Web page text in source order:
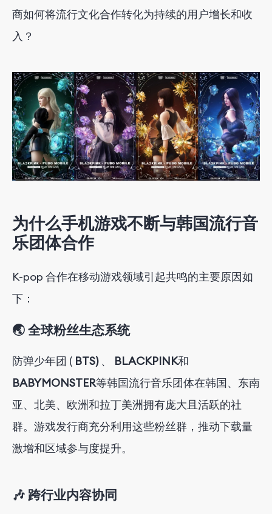
商如何将流行文化合作转化为持续的用户增长和收
入？
为什么手机游戏不断与韩国流行音
乐团体合作
K-pop 合作在移动游戏领域引起共鸣的主要原因如
下 ：
🌏 全球粉丝生态系统
防弹少年团 ( BTS) 、 BLACKPINK和
BABYMONSTER等韩国流行音乐团体在韩国、东南
亚、北美、欧洲和拉丁美洲拥有庞大且活跃的社
群。游戏发行商充分利用这些粉丝群，推动下载量
激增和区域参与度提升。
🎶 跨行业内容协同